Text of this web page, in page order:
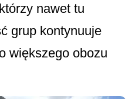
nawet tu
grup kontynuuje
większego obozu